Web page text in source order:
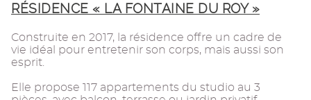
RÉSIDENCE « LA FONTAINE DU ROY »
Construite en 2017, la résidence offre un cadre de
vie idéal pour entretenir son corps, mais aussi son
esprit.
Elle propose 117 appartements du studio au 3